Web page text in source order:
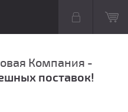
Компания -
поставок!